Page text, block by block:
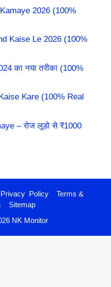
2026 (100%
Kaise Le 2026 (100%
का नया तरीका (100%
Kare (100% Real
– रोज लूडो से ₹1000
Privacy Policy
Terms &
Sitemap
NK Monitor